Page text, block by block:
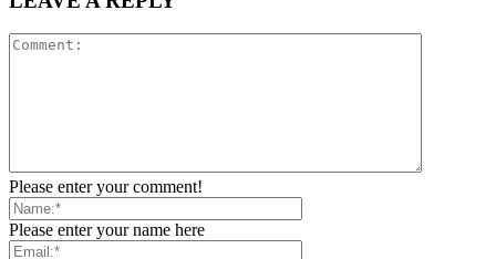
Please enter your comment!
Please enter your name here